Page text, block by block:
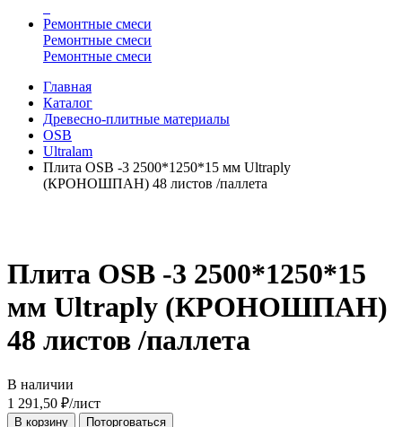
Ремонтные смеси
Ремонтные смеси
Ремонтные смеси
Главная
Каталог
Древесно-плитные материалы
OSB
Ultralam
Плита OSB -3 2500*1250*15 мм Ultraply
(КРОНОШПАН) 48 листов /паллета
Плита OSB -3 2500*1250*15
мм Ultraply (КРОНОШПАН)
48 листов /паллета
В наличии
1 291,50 ₽/лист
В корзину Поторговаться